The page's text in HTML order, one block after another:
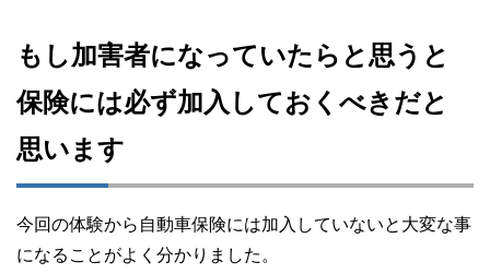
もし加害者になっていたらと思うと
保険には必ず加入しておくべきだと
思います
今回の体験から自動車保険には加入していないと大変な事
になることがよく分かりました。